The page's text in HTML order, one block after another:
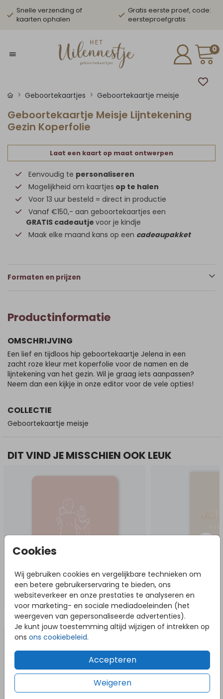
Snelle verzending of
kaarten ophalen
Gratis eerste proef, code:
eersteproefgratis
0
Cookies
Wij gebruiken cookies en vergelijkbare technieken om
een betere gebruikerservaring te bieden, ons
websiteverkeer en onze prestaties te analyseren en
voor marketing- en sociale mediadoeleinden (het
weergeven van gepersonaliseerde advertenties).
Je kunt jouw toestemming altijd wijzigen of intrekken op
ons ons cookiebeleid.
Accepteren
Weigeren
Geboortekaartjes Geboortekaartje meisje
Geboortekaartje Meisje Lijntekening
Gezin Koperfolie
Laat een kaart op maat ontwerpen
Eenvoudig te personaliseren
Mogelijkheid om kaartjes op te halen
Voor 13 uur besteld = direct in productie
Vanaf €150,- aan geboortekaartjes een
GRATIS cadeautje voor je kindje
Maak elke maand kans op een cadeaupakket
Formaten en prijzen
Productinformatie
OMSCHRIJVING
Een lief en tijdloos hip geboortekaartje Jelena in een
zacht roze kleur met koperfolie voor de namen en de
lijntekening van het gezin. Wil je graag iets aanpassen?
Neem dan een kijkje in onze editor voor de vele opties!
COLLECTIE
Geboortekaartje meisje
DIT VIND JE MISSCHIEN OOK LEUK
NOG MEER IN DEZE STIJL